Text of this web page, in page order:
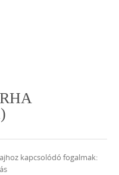
kapcsolódó fogalmak: